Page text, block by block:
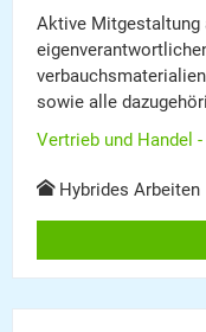
Aktive Mitgestaltung
sowie alle
Vertrieb und Handel
Hybrides Arbeiten